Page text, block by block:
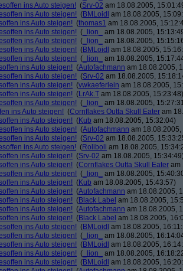
ins Auto steigen! (Srv-02 am 18.08.2005,
ins Auto steigen! (BMLoidl am 18.08.2005,
ins Auto steigen! (thomas1 am 18.08.2005,
ins Auto steigen! ( _lion_
am 18.08.2005,
ins Auto steigen! ( _lion_
am 18.08.2005,
ins Auto steigen! (BMLoidl am 18.08.2005,
ins Auto steigen! ( _lion_
am 18.08.2005,
ins Auto steigen! (Autofachmann am 18.08.2005,
ins Auto steigen! (Srv-02 am 18.08.2005,
ins Auto steigen! (vwkaeferlein am 18.08.2005,
ins Auto steigen! (LrAk.T am 18.08.2005, 15:23:48)
ins Auto steigen! ( _lion_
am 18.08.2005,
ins Auto steigen! (Cornflakes Outta Skull Eater am
ins Auto steigen! (Kub am 18.08.2005, 15:32:04)
ins Auto steigen! (Autofachmann am
ins Auto steigen! (Srv-02 am 18.08.2005,
ins Auto steigen! (Roliboli am 18.08.2005,
ins Auto steigen! (Srv-02 am 18.08.2005,
ins Auto steigen! (Cornflakes Outta Skull Eater am
ins Auto steigen! ( _lion_
am 18.08.2005,
ins Auto steigen! (Kub am 18.08.2005, 15:43:57)
ins Auto steigen! (Autofachmann am 18.08.2005,
ins Auto steigen! (Black Label am 18.08.2005,
ins Auto steigen! (Autofachmann am 18.08.2005,
ins Auto steigen! (Black Label am 18.08.2005,
ins Auto steigen! (BMLoidl am 18.08.2005,
ins Auto steigen! ( _lion_
am 18.08.2005,
ins Auto steigen! (BMLoidl am 18.08.2005,
ins Auto steigen! ( _lion_
am 18.08.2005,
ins Auto steigen! (BMLoidl am 18.08.2005,